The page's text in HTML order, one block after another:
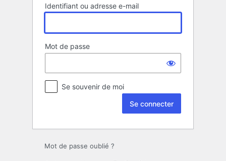
Identifiant ou adresse e-mail
Mot de passe
Se souvenir de moi
Mot de passe oublié ?